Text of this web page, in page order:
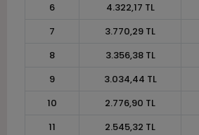
6
4.322,17 TL
7
3.770,29 TL
8
3.356,38 TL
9
3.034,44 TL
10
2.776,90 TL
11
2.545,32 TL